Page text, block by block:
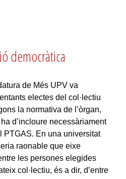
democràtica
de Més UPV va
electes del col·lectiu
la normativa de l’òrgan,
d’incloure necessàriament
PTGAS. En una universitat
raonable que eixe
les persones elegides
col·lectiu, és a dir, d’entre